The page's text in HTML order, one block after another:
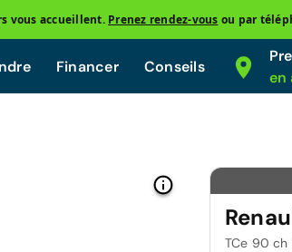
vous accueillent. Prenez rendez-vous ou par
Financer Conseils
en
TCe 90 ch